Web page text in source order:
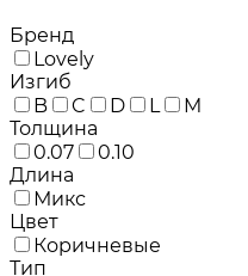
Бренд
Lovely
Изгиб
B
C D L
M
Толщина
0.07
0.10
Длина
Микс
Цвет
Коричневые
Тип